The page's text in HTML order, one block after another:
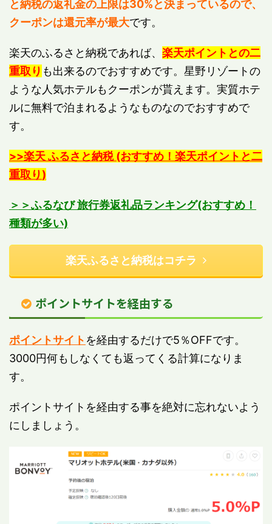
と納税の返礼金の上限は30%と決まっているので、
クーポンは還元率が最大です。
楽天のふるさと納税であれば、 楽天ポイントとの二
重取り も出来るのでおすすめです。星野リゾートの
ような人気ホテルもクーポンが貰えます。実質ホテ
ルに無料で泊まれるようなものなのでおすすめで
す。
>>楽天 ふるさと納税 (おすすめ！ 楽天ポイントと二
重取り)
＞＞ふるなび 旅行券返礼品ランキング(おすすめ！
種類が多い)
楽天ふるさと納税はコチラ
ポイントサイトを経由する
ポイントサイト を経由するだけで5％OFFです。
3000円何もしなくても返ってくる計算になりま
す。
ポイントサイトを経由する事を絶対に忘れないよう
にしましょう。